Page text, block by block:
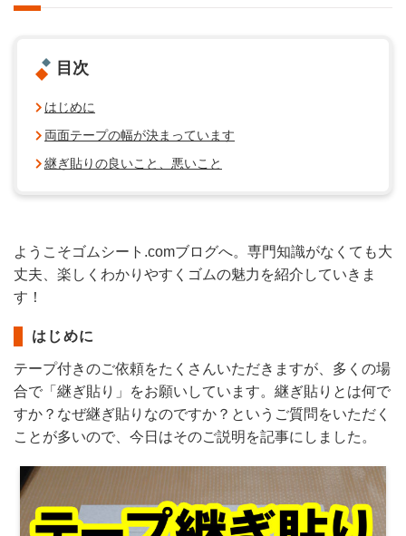
目次
はじめに
両面テープの幅が決まっています
継ぎ貼りの良いこと、悪いこと
ようこそゴムシート.comブログへ。専門知識がなくても大
丈夫、楽しくわかりやすくゴムの魅力を紹介していきま
す！
はじめに
テープ付きのご依頼をたくさんいただきますが、多くの場
合で「継ぎ貼り」をお願いしています。継ぎ貼りとは何で
すか？なぜ継ぎ貼りなのですか？というご質問をいただく
ことが多いので、今日はそのご説明を記事にしました。